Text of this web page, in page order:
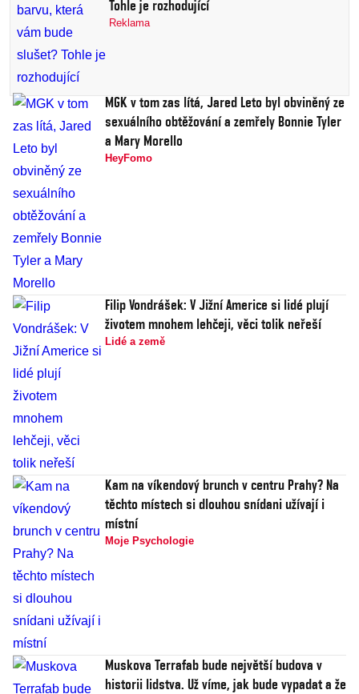
Tohle je rozhodující
Reklama
MGK v tom zas lítá, Jared Leto byl obviněný ze
sexuálního obtěžování a zemřely Bonnie Tyler
a Mary Morello
HeyFomo
Filip Vondrášek: V Jižní Americe si lidé plují
životem mnohem lehčeji, věci tolik neřeší
Lidé a země
Kam na víkendový brunch v centru Prahy? Na
těchto místech si dlouhou snídani užívají i
místní
Moje Psychologie
Muskova Terrafab bude největší budova v
historii lidstva. Už víme, jak bude vypadat a že